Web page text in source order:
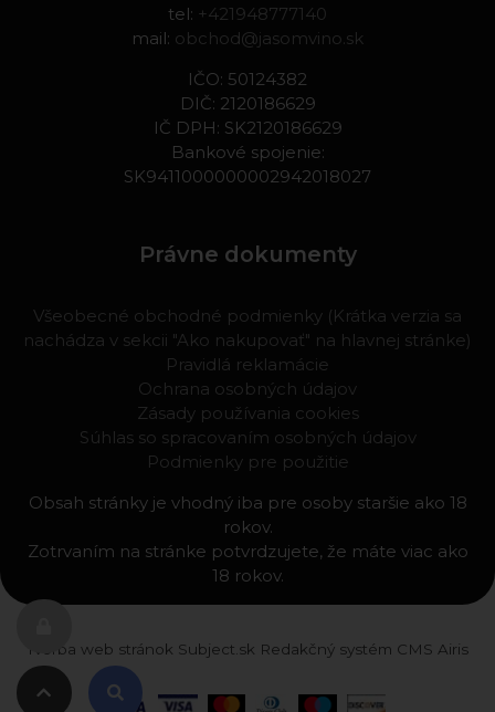
tel: +421948777140
mail: obchod@jasomvino.sk
IČO: 50124382
DIČ: 2120186629
IČ DPH: SK2120186629
Bankové spojenie:
SK9411000000002942018027
Právne dokumenty
Všeobecné obchodné podmienky (Krátka verzia sa
nachádza v sekcii "Ako nakupovať" na hlavnej stránke)
Pravidlá reklamácie
Ochrana osobných údajov
Zásady používania cookies
Súhlas so spracovaním osobných údajov
Podmienky pre použitie
Obsah stránky je vhodný iba pre osoby staršie ako 18
rokov.
Zotrvaním na stránke potvrdzujete, že máte viac ako
18 rokov.
Tvorba web stránok Subject.sk Redakčný systém CMS Airis